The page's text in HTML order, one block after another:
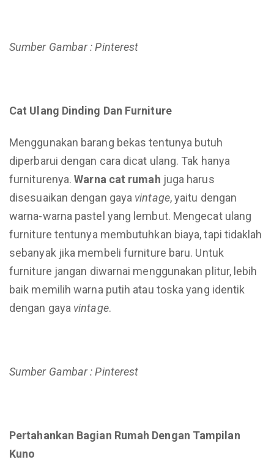
Sumber Gambar : Pinterest
Cat Ulang Dinding Dan Furniture
Menggunakan barang bekas tentunya butuh
diperbarui dengan cara dicat ulang. Tak hanya
furniturenya.Warna cat rumah juga harus
disesuaikan dengan gaya vintage, yaitu dengan
warna-warna pastel yang lembut. Mengecat ulang
furniture tentunya membutuhkan biaya, tapi tidaklah
sebanyak jika membeli furniture baru. Untuk
furniture jangan diwarnai menggunakan plitur, lebih
baik memilih warna putih atau toska yang identik
dengan gaya vintage.
Sumber Gambar : Pinterest
Pertahankan Bagian Rumah Dengan Tampilan
Kuno